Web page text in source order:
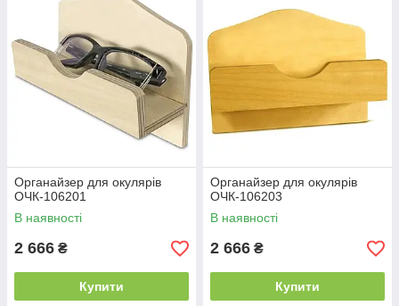
Органайзер для окулярів
ОЧК-106201
В наявності
2 666 ₴
Купити
Органайзер для окулярів
ОЧК-106203
В наявності
2 666 ₴
Купити